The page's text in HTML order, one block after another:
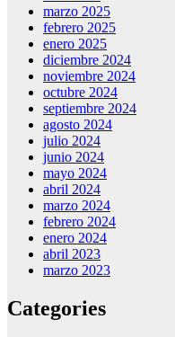
marzo 2025
febrero 2025
enero 2025
diciembre 2024
noviembre 2024
octubre 2024
septiembre 2024
agosto 2024
julio 2024
junio 2024
mayo 2024
abril 2024
marzo 2024
febrero 2024
enero 2024
abril 2023
marzo 2023
Categories